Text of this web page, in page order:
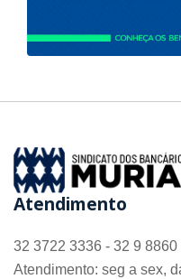
Atendimento
32 3722 3336 - 32 9
Atendimento: seg a sex,